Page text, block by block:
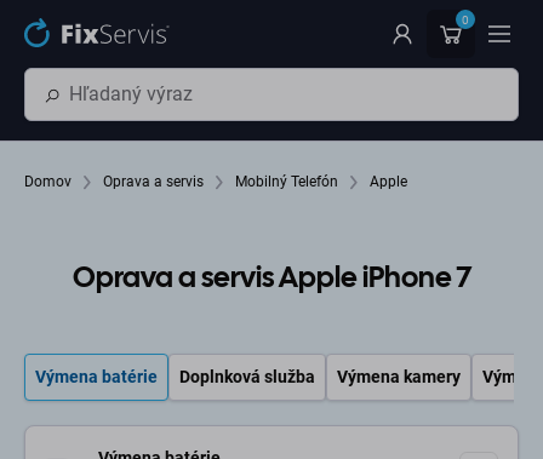
Preskočiť na hlavný obsah 0
Domov Oprava a servis Mobilný Telefón Apple
Oprava a servis Apple iPhone 7
Výmena batérie Doplnková služba Výmena kamery